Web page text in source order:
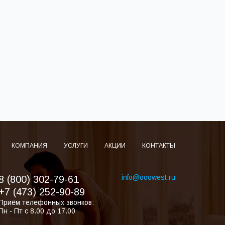
КОМПАНИЯ УСЛУГИ АКЦИИ КОНТАКТЫ
(800) 302-79-61
(473) 252-90-89
телефонных звонков:
- Пт с 8.00 до 17.00
info@ooowest.ru